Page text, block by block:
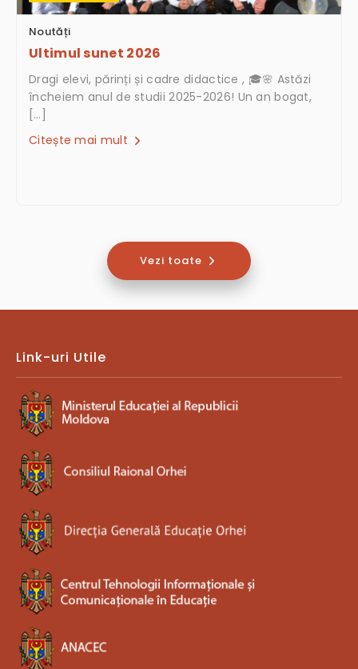
Noutăți
Ultimul sunet 2026
Dragi elevi, părinți și cadre didactice , 🎓🌸 Astăzi
încheiem anul de studii 2025-2026! Un an bogat,
[…]
Citește mai mult
Vezi toate
Link-uri Utile